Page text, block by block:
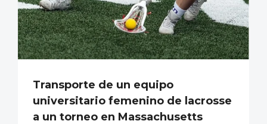
Transporte de un equipo
universitario femenino de lacrosse
a un torneo en Massachusetts